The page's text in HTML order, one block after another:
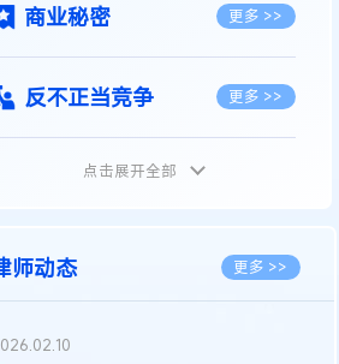
商业秘密 更多 >>
反不正当竞争 更多 >>
植物新品种
地理标志 更多 >>
集成电路布图设计
点击展开全部
师动态 更多 >>